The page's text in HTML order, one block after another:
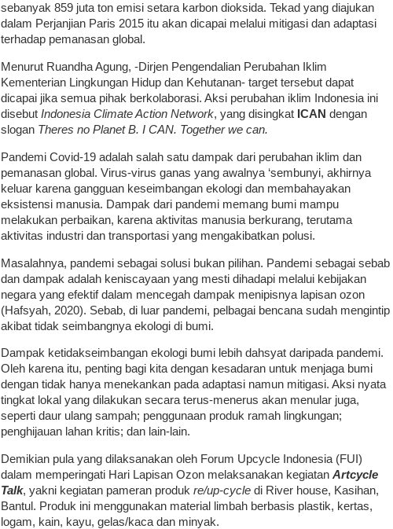
sebanyak 859 juta ton emisi setara karbon dioksida. Tekad yang diajukan
dalam Perjanjian Paris 2015 itu akan dicapai melalui mitigasi dan adaptasi
terhadap pemanasan global.
Menurut Ruandha Agung, -Dirjen Pengendalian Perubahan Iklim
Kementerian Lingkungan Hidup dan Kehutanan- target tersebut dapat
dicapai jika semua pihak berkolaborasi. Aksi perubahan iklim Indonesia ini
disebut Indonesia Climate Action Network, yang disingkat ICAN dengan
slogan Theres no Planet B. I CAN. Together we can.
Pandemi Covid-19 adalah salah satu dampak dari perubahan iklim dan
pemanasan global. Virus-virus ganas yang awalnya ‘sembunyi, akhirnya
keluar karena gangguan keseimbangan ekologi dan membahayakan
eksistensi manusia. Dampak dari pandemi memang bumi mampu
melakukan perbaikan, karena aktivitas manusia berkurang, terutama
aktivitas industri dan transportasi yang mengakibatkan polusi.
Masalahnya, pandemi sebagai solusi bukan pilihan. Pandemi sebagai sebab
dan dampak adalah keniscayaan yang mesti dihadapi melalui kebijakan
negara yang efektif dalam mencegah dampak menipisnya lapisan ozon
(Hafsyah, 2020). Sebab, di luar pandemi, pelbagai bencana sudah mengintip
akibat tidak seimbangnya ekologi di bumi.
Dampak ketidakseimbangan ekologi bumi lebih dahsyat daripada pandemi.
Oleh karena itu, penting bagi kita dengan kesadaran untuk menjaga bumi
dengan tidak hanya menekankan pada adaptasi namun mitigasi. Aksi nyata
tingkat lokal yang dilakukan secara terus-menerus akan menular juga,
seperti daur ulang sampah; penggunaan produk ramah lingkungan;
penghijauan lahan kritis; dan lain-lain.
Demikian pula yang dilaksanakan oleh Forum Upcycle Indonesia (FUI)
dalam memperingati Hari Lapisan Ozon melaksanakan kegiatan Artcycle
Talk, yakni kegiatan pameran produk re/up-cycle di River house, Kasihan,
Bantul. Produk ini menggunakan material limbah berbasis plastik, kertas,
logam, kain, kayu, gelas/kaca dan minyak.